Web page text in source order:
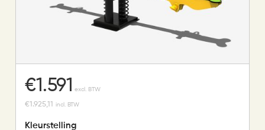
€1.591 excl. BTW
€1.925,11 incl. BTW
Kleurstelling